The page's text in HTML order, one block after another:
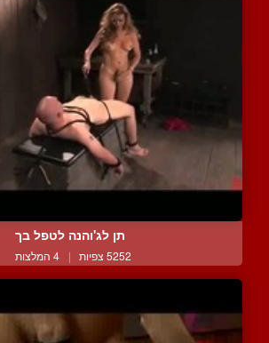
תן לג'והנה לטפל בך
5252 צפיות | 4 המלצות